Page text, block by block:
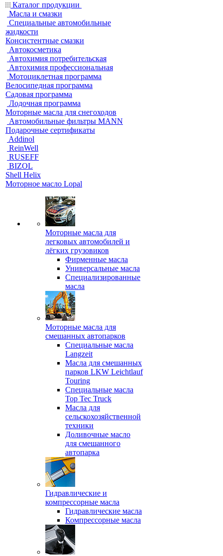
Каталог продукции
Масла и смазки
Специальные автомобильные
жидкости
Консистентные смазки
Автокосметика
Автохимия потребительская
Автохимия профессиональная
Мотоциклетная программа
Велосипедная программа
Садовая программа
Лодочная программа
Моторные масла для снегоходов
Автомобильные фильтры MANN
Подарочные сертификаты
Addinol
ReinWell
RUSEFF
BIZOL
Shell Helix
Моторное масло Lopal
Моторные масла для
легковых автомобилей и
лёгких грузовиков
Фирменные масла
Универсальные масла
Специализированные
масла
Моторные масла для
смешанных автопарков
Специальные масла
Langzeit
Масла для смешанных
парков LKW Leichtlauf
Touring
Специальные масла
Top Tec Truck
Масла для
сельскохозяйственной
техники
Доливочные масло
для смешанного
автопарка
Гидравлические и
компрессорные масла
Гидравлические масла
Компрессорные масла